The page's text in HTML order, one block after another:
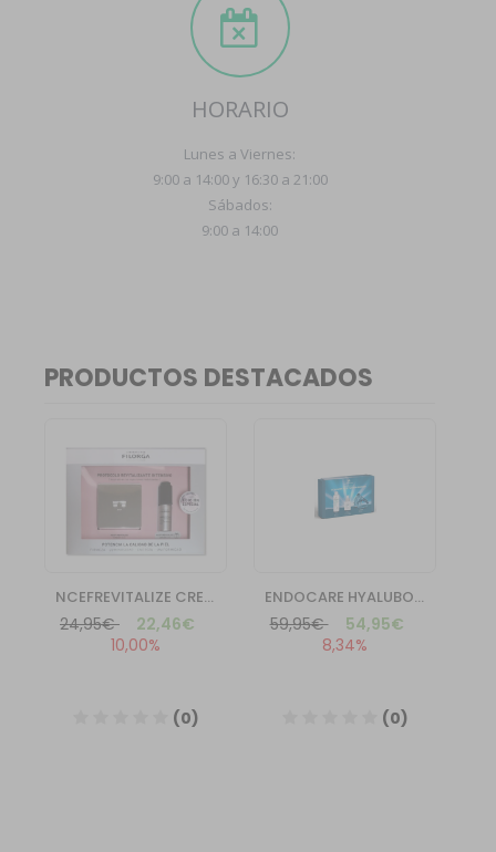
HORARIO
Lunes a Viernes:
9:00 a 14:00 y 16:30 a 21:00
Sábados:
9:00 a 14:00